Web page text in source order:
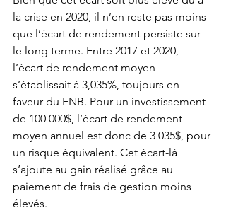
la crise en 2020, il n’en reste pas moins
que l’écart de rendement persiste sur
le long terme. Entre 2017 et 2020,
l’écart de rendement moyen
s’établissait à 3,035%, toujours en
faveur du FNB. Pour un investissement
de 100 000$, l’écart de rendement
moyen annuel est donc de 3 035$, pour
un risque équivalent. Cet écart-là
s’ajoute au gain réalisé grâce au
paiement de frais de gestion moins
élevés.